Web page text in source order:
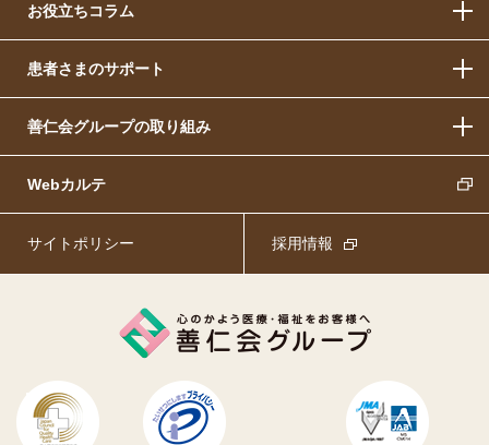
お役立ちコラム
患者さまのサポート
善仁会グループの取り組み
Webカルテ
サイトポリシー 採用情報